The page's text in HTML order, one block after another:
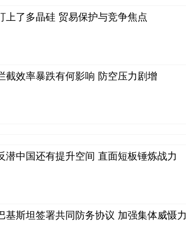
上了多晶硅 贸易保护与竞争焦点
截效率暴跌有何影响 防空压力剧增
潜中国还有提升空间 直面短板锤炼战力
基斯坦签署共同防务协议 加强集体威慑力